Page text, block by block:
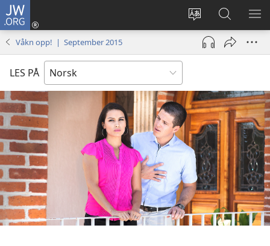
JW.ORG
Endre
språk
Logg
inn
(åpner
vindu)
Søk
på
JW.ORG
VIS
Våkn opp! | September 2015
LES PÅ